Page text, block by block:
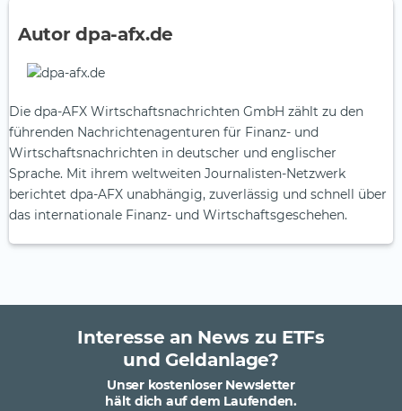
Autor dpa-afx.de
Die dpa-AFX Wirtschaftsnachrichten GmbH zählt zu den
führenden Nachrichtenagenturen für Finanz- und
Wirtschaftsnachrichten in deutscher und englischer
Sprache. Mit ihrem weltweiten Journalisten-Netzwerk
berichtet dpa-AFX unabhängig, zuverlässig und schnell über
das internationale Finanz- und Wirtschaftsgeschehen.
Interesse an News zu ETFs
und Geldanlage?
Unser kostenloser Newsletter
hält dich auf dem Laufenden.